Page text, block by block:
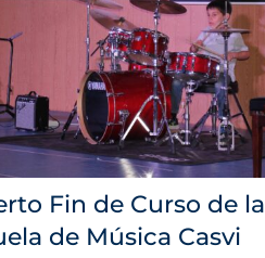
Fin de Curso de la
de Música Casvi